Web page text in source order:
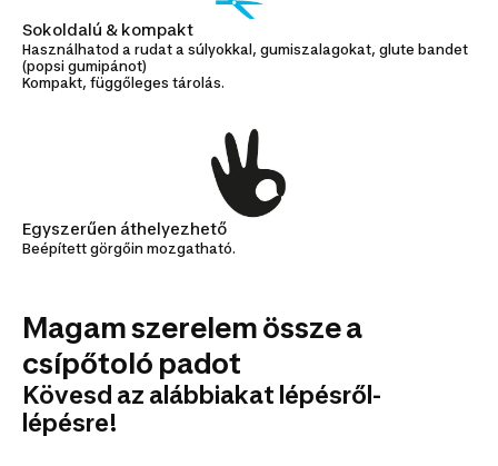
Sokoldalú & kompakt
Használhatod a rudat a súlyokkal, gumiszalagokat, glute bandet
(popsi gumipánot)
Kompakt, függőleges tárolás.
Egyszerűen áthelyezhető
Beépített görgőin mozgatható.
Magam szerelem össze a
csípőtoló padot
Kövesd az alábbiakat lépésről-
lépésre!
pad:
használati
és javítási